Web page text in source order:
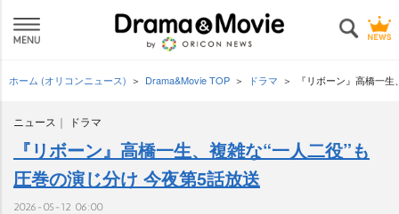
ホーム (オリコンニュース) Drama&Movie TOP ドラマ 『リボーン』高橋一
ニュース ドラマ
『リボーン』高橋一生、複雑な“一人二役”も
圧巻の演じ分け 今夜第5話放送
2026-05-12 06:00